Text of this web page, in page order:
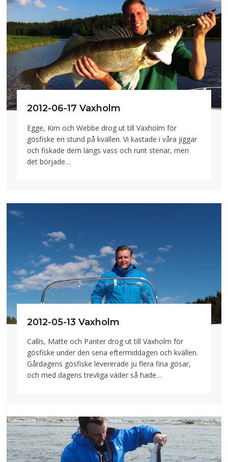
2012-06-17 Vaxholm
Egge, Kim och Webbe drog ut till Vaxholm för
gösfiske en stund på kvällen. Vi kastade i våra jiggar
och fiskade dem längs vass och runt stenar, men
det började…
2012-05-13 Vaxholm
Callis, Matte och Panter drog ut till Vaxholm för
gösfiske under den sena eftermiddagen och kvällen.
Gårdagens gösfiske levererade ju flera fina gösar,
och med dagens trevliga väder så hade…